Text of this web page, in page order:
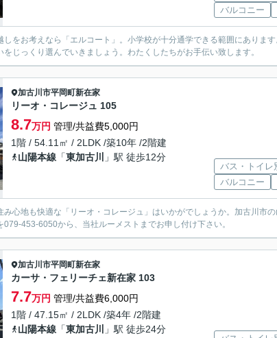
バルコニー
をお考えなら「エルコート」。小学校が十分通学できる範囲にありま
じっくり選んでいきましょう。わたくしたちがお手伝い致します。
加古川市平岡町新在家
リーオ・コレージュ 105
8.7万円 管理/共益費5,000円
1階 / 54.11㎡ / 2LDK /築10年 /2階建
山陽本線 「東加古川 」駅 徒歩12分
バス・トイレ
バルコニー
心地も快適な「リーオ・コレージュ」はいかがでしょうか。加古川市
453-6050から、当社ルーメストまでお申し付け下さい。
加古川市平岡町新在家
カーサ・フェリーチェ新在家 103
7.7万円 管理/共益費6,000円
1階 / 47.15㎡ / 2LDK /築4年 /2階建
山陽本線 「東加古川 」駅 徒歩24分